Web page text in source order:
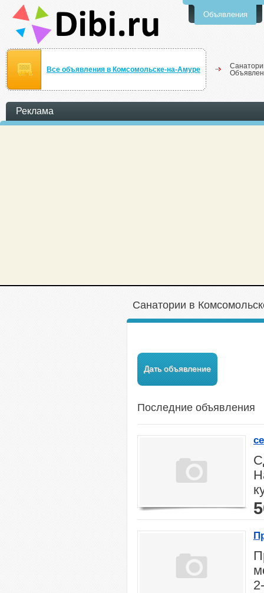
Объявления
Все объявления в Комсомольске-на-Амуре
Реклама
Санатории в
Дать объявление
Последние объявления